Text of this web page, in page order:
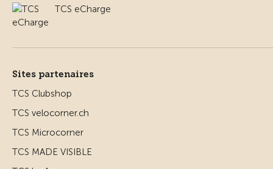
TCS eCharge
Sites partenaires
TCS Clubshop
TCS velocorner.ch
TCS Microcorner
TCS MADE VISIBLE